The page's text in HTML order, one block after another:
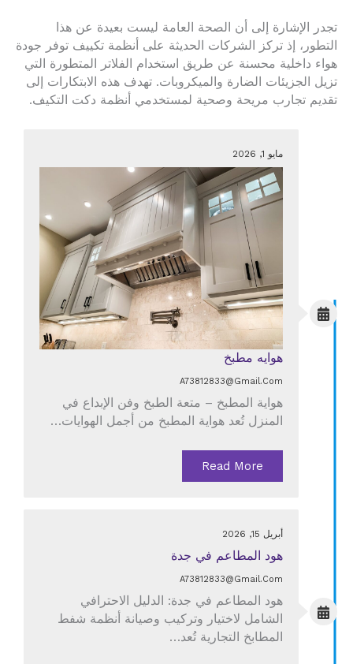
تجدر الإشارة إلى أن الصحة العامة ليست بعيدة عن هذا
التطور، إذ تركز الشركات الحديثة على أنظمة تكييف توفر جودة
هواء داخلية محسنة عن طريق استخدام الفلاتر المتطورة التي
تزيل الجزيئات الضارة والميكروبات. تهدف هذه الابتكارات إلى
تقديم تجارب مريحة وصحية لمستخدمي أنظمة دكت التكيف.
مايو 1, 2026
هوايه مطبخ
A73812833@gmail.com
هواية المطبخ – متعة الطبخ وفن الإبداع في
المنزل تُعد هواية المطبخ من أجمل الهوايات…
Read More
أبريل 15, 2026
هود المطاعم في جدة
A73812833@gmail.com
هود المطاعم في جدة: الدليل الاحترافي
الشامل لاختيار وتركيب وصيانة أنظمة شفط
المطابخ التجارية تُعد…